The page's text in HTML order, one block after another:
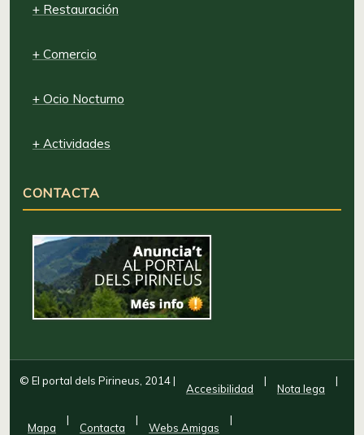
+ Restauración
+ Comercio
+ Ocio Nocturno
+ Actividades
CONTACTA
© El portal dels Pirineus, 2014|
Accesibilidad
|
Nota lega
|
Mapa
|
Contacta
|
Webs Amigas
|